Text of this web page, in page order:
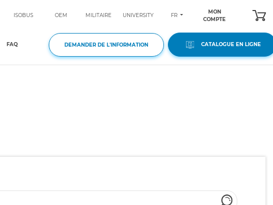
ISOBUS OEM MILITAIRE UNIVERSITY FR
MON
COMPTE
FAQ DEMANDER DE L'INFORMATION CATALOGUE EN LIGNE